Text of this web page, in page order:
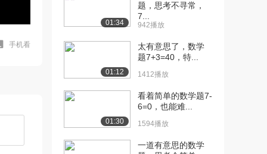
手机看
01:34
题，思考不寻常，
7...
942播放
01:12
太有意思了，数学
题7+3=40，特...
1412播放
01:30
看着简单的数学题7-
6=0，也能难...
1594播放
一道有意思的数学